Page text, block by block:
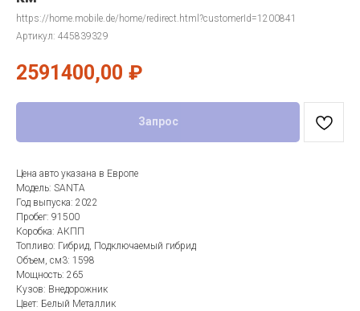
https://home.mobile.de/home/redirect.html?customerId=1200841
Артикул: 445839329
2591400,00 ₽
Запрос
Цена авто указана в Европе
Модель: SANTA
Год выпуска: 2022
Пробег: 91500
Коробка: АКПП
Топливо: Гибрид, Подключаемый гибрид
Объем, см3: 1598
Мощность: 265
Кузов: Внедорожник
Цвет: Белый Металлик